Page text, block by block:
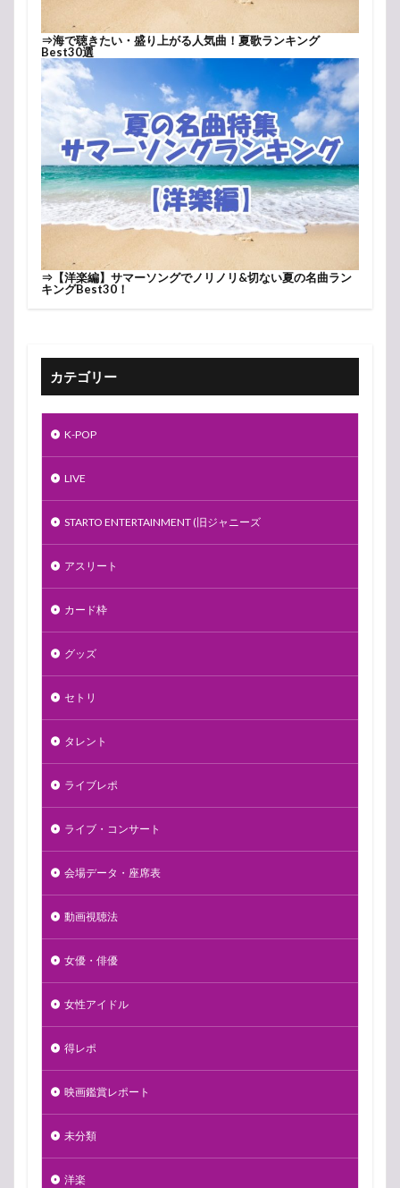
⇒海で聴きたい・盛り上がる人気曲！夏歌ランキング
Best30選
⇒ 【洋楽編】サマーソングでノリノリ&切ない夏の名曲ラン
キングBest30！
カテゴリー
K-POP
LIVE
STARTO ENTERTAINMENT (旧ジャニーズ
アスリート
カード枠
グッズ
セトリ
タレント
ライブレポ
ライブ・コンサート
会場データ・座席表
動画視聴法
女優・俳優
女性アイドル
得レポ
映画鑑賞レポート
未分類
洋楽